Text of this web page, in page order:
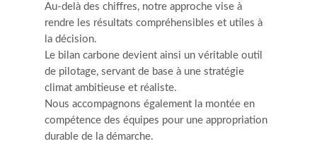
Au-delà des chiffres, notre approche vise à
rendre les résultats compréhensibles et utiles à
la décision.
Le bilan carbone devient ainsi un véritable outil
de pilotage, servant de base à une stratégie
climat ambitieuse et réaliste.
Nous accompagnons également la montée en
compétence des équipes pour une appropriation
durable de la démarche.